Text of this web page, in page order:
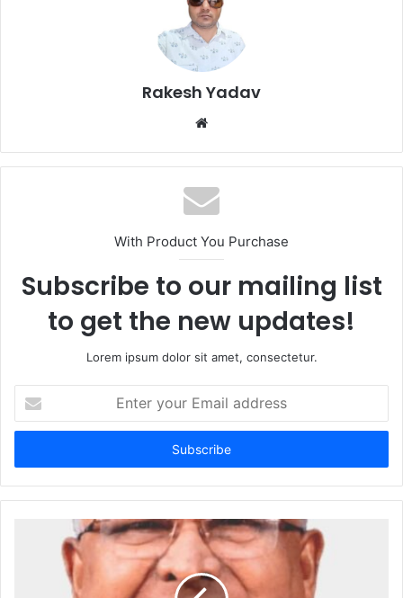
Rakesh Yadav
b
s
i
e
With Product You Purchase
Subscribe to our mailing list
to get the new updates!
Lorem ipsum dolor sit amet, consectetur.
t
r
y